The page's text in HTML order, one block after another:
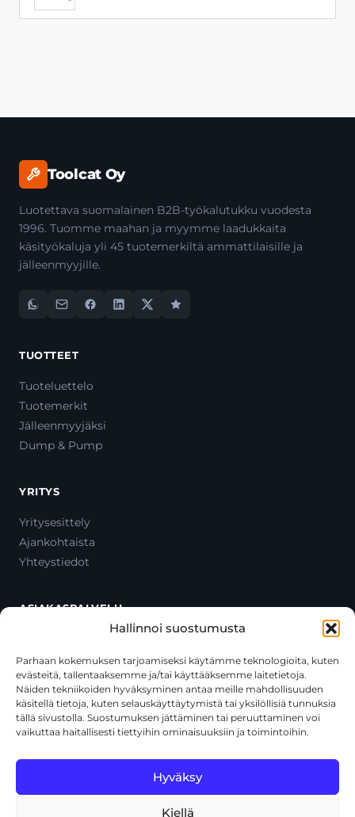
Hallinnoi suostumusta
Parhaan kokemuksen tarjoamiseksi käytämme teknologioita, kuten
evästeitä, tallentaaksemme ja/tai käyttääksemme laitetietoja.
Näiden tekniikoiden hyväksyminen antaa meille mahdollisuuden
käsitellä tietoja, kuten selauskäyttäytymistä tai yksilöllisiä tunnuksia
tällä sivustolla. Suostumuksen jättäminen tai peruuttaminen voi
vaikuttaa haitallisesti tiettyihin ominaisuuksiin ja toimintoihin.
Hyväksy
Kiellä
Toolcat Oy
Luotettava suomalainen B2B-työkalutukku vuodesta
1996. Tuomme maahan ja myymme laadukkaita
käsityökaluja yli 45 tuotemerkiltä ammattilaisille ja
jälleenmyyjille.
TUOTTEET
Tuoteluettelo
Tuotemerkit
Jälleenmyyjäksi
Dump & Pump
YRITYS
Yritysesittely
Ajankohtaista
Yhteystiedot
ASIAKASPALVELU
Oma tili
Maksutavat
Toimitustavat
Usein kysytyt kysymykset
+358 44 270 3795
asiakaspalvelu@toolcat.fi